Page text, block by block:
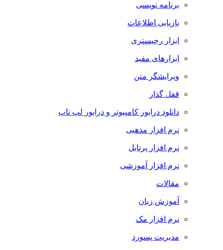
برنامه نویسی
بازیابی اطلاعات
ابزار رجیستری
ابزارهای مفید
ویرایشگر متن
قفل گذار
دانلود درایور کامپیوتر و درایور لپ تاپ
نرم افزار مذهبی
نرم افزار پرتابل
نرم افزار آموزشی
مقالات
آموزش زبان
نرم افزار مک
مدیریت پسورد